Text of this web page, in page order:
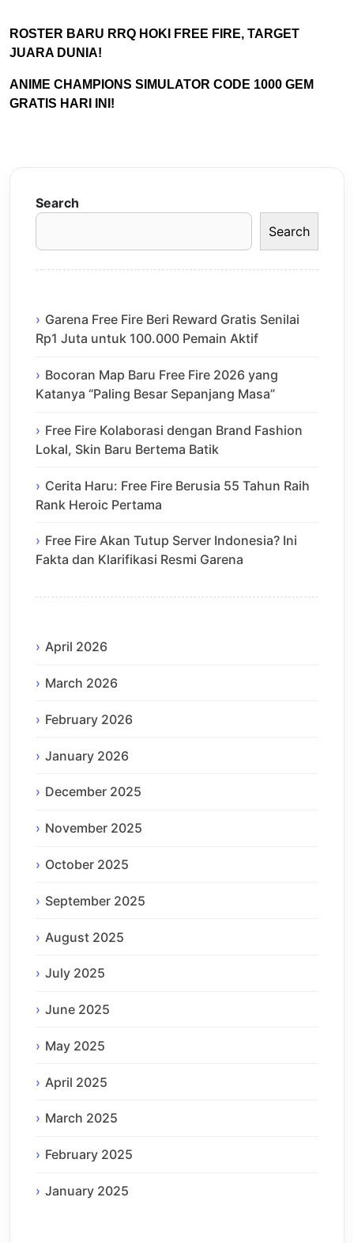
ROSTER BARU RRQ HOKI FREE FIRE, TARGET
JUARA DUNIA!
ANIME CHAMPIONS SIMULATOR CODE 1000 GEM
GRATIS HARI INI!
Search
Search
Garena Free Fire Beri Reward Gratis Senilai
Rp1 Juta untuk 100.000 Pemain Aktif
Bocoran Map Baru Free Fire 2026 yang
Katanya “Paling Besar Sepanjang Masa”
Free Fire Kolaborasi dengan Brand Fashion
Lokal, Skin Baru Bertema Batik
Cerita Haru: Free Fire Berusia 55 Tahun Raih
Rank Heroic Pertama
Free Fire Akan Tutup Server Indonesia? Ini
Fakta dan Klarifikasi Resmi Garena
April 2026
March 2026
February 2026
January 2026
December 2025
November 2025
October 2025
September 2025
August 2025
July 2025
June 2025
May 2025
April 2025
March 2025
February 2025
January 2025